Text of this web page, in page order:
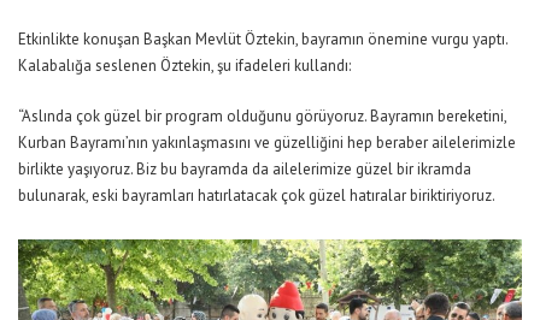
Etkinlikte konuşan Başkan Mevlüt Öztekin, bayramın önemine vurgu yaptı.
Kalabalığa seslenen Öztekin, şu ifadeleri kullandı:
“Aslında çok güzel bir program olduğunu görüyoruz. Bayramın bereketini,
Kurban Bayramı’nın yakınlaşmasını ve güzelliğini hep beraber ailelerimizle
birlikte yaşıyoruz. Biz bu bayramda da ailelerimize güzel bir ikramda
bulunarak, eski bayramları hatırlatacak çok güzel hatıralar biriktiriyoruz.